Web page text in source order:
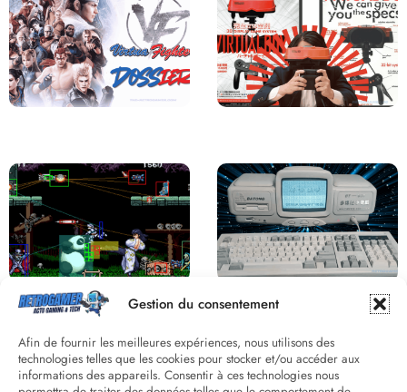
Gestion du consentement
Afin de fournir les meilleures expériences, nous utilisons des
technologies telles que les cookies pour stocker et/ou accéder aux
informations des appareils. Consentir à ces technologies nous
Derrière le pixel : L’art caché de la
hitbox
Une machine incroyable et
inconnue : le Batong BT-686